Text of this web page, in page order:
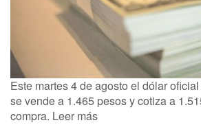
Este martes 4 de agosto el dólar
se vende a 1.465 pesos y cotiza a
compra. Leer más